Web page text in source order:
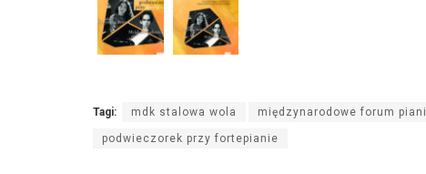
Tagi: mdk stalowa wola międzynarodowe forum
podwieczorek przy fortepianie